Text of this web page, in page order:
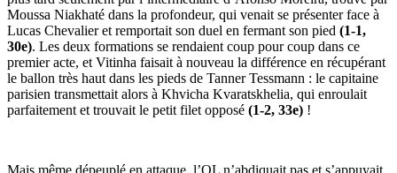
Moussa Niakhaté dans la profondeur, qui venait se présenter face à
Lucas Chevalier et remportait son duel en fermant son pied (1-1,
30e). Les deux formations se rendaient coup pour coup dans ce
premier acte, et Vitinha faisait à nouveau la différence en récupérant
le ballon très haut dans les pieds de Tanner Tessmann : le capitaine
parisien transmettait alors à Khvicha Kvaratskhelia, qui enroulait
parfaitement et trouvait le petit filet opposé (1-2, 33e) !
Mais même dépeuplé en attaque, l’OL n’abdiquait pas et s’appuyait